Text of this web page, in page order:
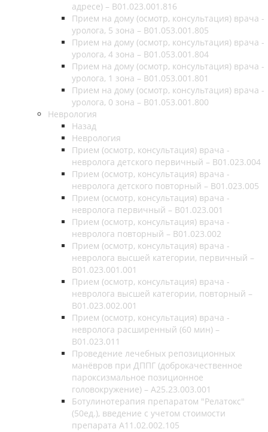
адресе) – B01.023.001.816
Прием на дому (осмотр, консультация) врача -
уролога, 5 зона – B01.053.001.805
Прием на дому (осмотр, консультация) врача -
уролога, 4 зона – B01.053.001.804
Прием на дому (осмотр, консультация) врача -
уролога, 1 зона – B01.053.001.801
Прием на дому (осмотр, консультация) врача -
уролога, 0 зона – B01.053.001.800
Неврология
Назад
Неврология
Прием (осмотр, консультация) врача -
невролога детского первичный – B01.023.004
Прием (осмотр, консультация) врача -
невролога детского повторный – B01.023.005
Прием (осмотр, консультация) врача -
невролога первичный – B01.023.001
Прием (осмотр, консультация) врача -
невролога повторный – B01.023.002
Прием (осмотр, консультация) врача -
невролога высшей категории, первичный –
B01.023.001.001
Прием (осмотр, консультация) врача -
невролога высшей категории, повторный –
B01.023.002.001
Прием (осмотр, консультация) врача -
невролога расширенный (60 мин) –
B01.023.011
Проведение лечебных репозиционных
манёвров при ДППГ (доброкачественное
пароксизмальное позиционное
головокружение) – A25.23.003.001
Ботулинотерапия препаратом "Релатокс"
(50ед.), введение с учетом стоимости
препарата А11.02.002.105